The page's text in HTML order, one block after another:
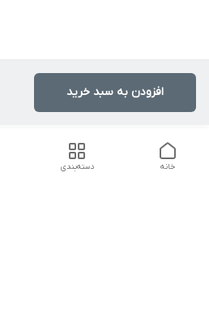
افزودن به سبد خرید
دسته‌بندی خانه